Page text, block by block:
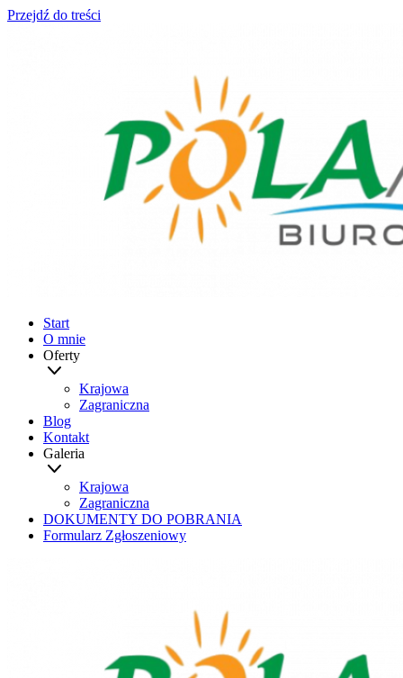
Przejdź do treści
Start
O mnie
Oferty
Krajowa
Zagraniczna
Blog
Kontakt
Galeria
Krajowa
Zagraniczna
DOKUMENTY DO POBRANIA
Formularz Zgłoszeniowy